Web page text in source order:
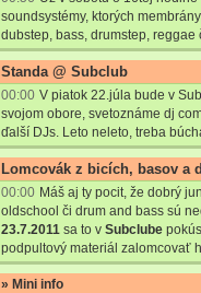
soundsystémy, ktorých
dubstep, bass, drumstep, reggae
Standa @ Subclub
00:00 V piatok 22.júla bude v
svojom obore, svetoznáme dj
ďalší DJs. Leto neleto, treba
Lomcovák z bicích, basov a
00:00 Máš aj ty pocit, že dobrý
oldschool či drum and bass sú
23.7.2011 sa to v Subclube
podpultový materiál zalomcovať
» Mini info